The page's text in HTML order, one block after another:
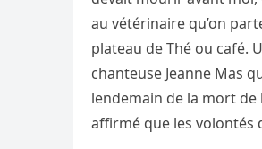
au vétérinaire qu’on
plateau de Thé ou café.
chanteuse Jeanne Mas
lendemain de la mort de
affirmé que les volontés